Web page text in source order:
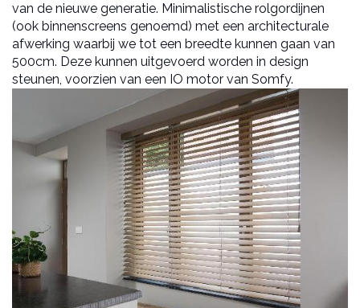
van de nieuwe generatie. Minimalistische rolgordijnen
(ook binnenscreens genoemd) met een architecturale
afwerking waarbij we tot een breedte kunnen gaan van
500cm. Deze kunnen uitgevoerd worden in design
steunen, voorzien van een IO motor van Somfy.